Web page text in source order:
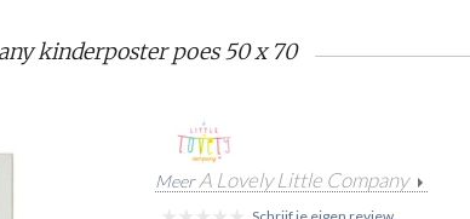
kinderposter poes 50 x 70
MeerA Lovely Little Company